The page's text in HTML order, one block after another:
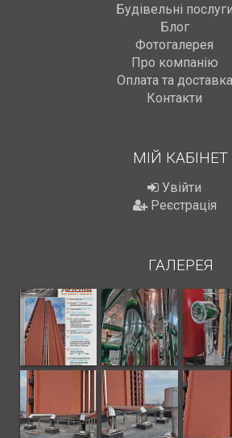
Будівельні послуги
Блог
Фотогалерея
Про компанію
Оплата та доставка
Контакти
МІЙ КАБІНЕТ
Увійти
Реєстрація
ГАЛЕРЕЯ